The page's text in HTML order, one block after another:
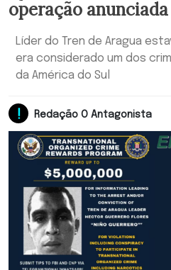
operação
Líder do Tren de Aragua
era considerado um dos
da América do Sul
Redação O Antagonista